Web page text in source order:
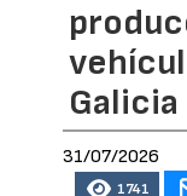
Galicia
31/07/2026
1741